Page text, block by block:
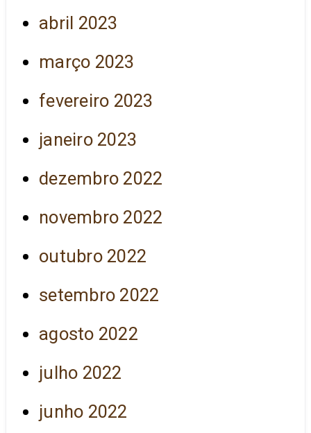
abril 2023
março 2023
fevereiro 2023
janeiro 2023
dezembro 2022
novembro 2022
outubro 2022
setembro 2022
agosto 2022
julho 2022
junho 2022